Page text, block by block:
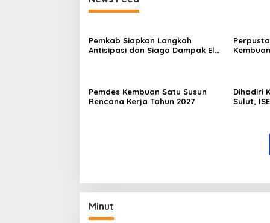
Pemkab Siapkan Langkah
Antisipasi dan Siaga Dampak El
Pemdes Kembuan Satu Susun
Rencana Kerja Tahun 2027
Dihadiri
Sulut,
Minut